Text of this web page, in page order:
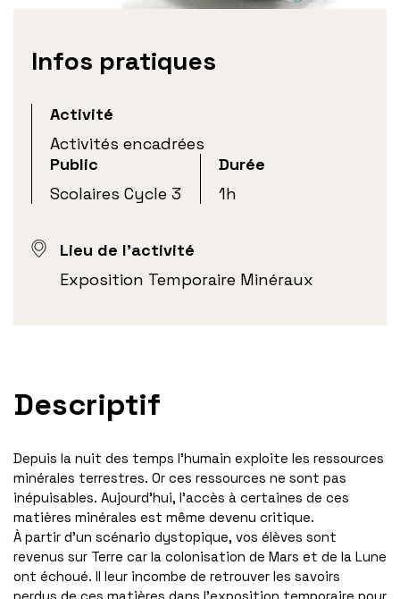
Infos pratiques
Activité
Activités encadrées
Public
Scolaires Cycle 3
Durée
1h
Lieu de l'activité
Exposition Temporaire Minéraux
Descriptif
Depuis la nuit des temps l’humain exploite les ressources
minérales terrestres. Or ces ressources ne sont pas
inépuisables. Aujourd’hui, l’accès à certaines de ces
matières minérales est même devenu critique.
À partir d’un scénario dystopique, vos élèves sont
revenus sur Terre car la colonisation de Mars et de la Lune
ont échoué. Il leur incombe de retrouver les savoirs